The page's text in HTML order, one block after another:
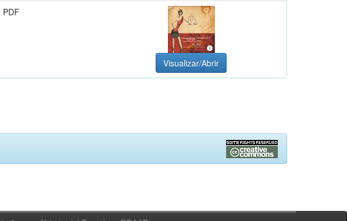
PDF
Visualizar/Abrir